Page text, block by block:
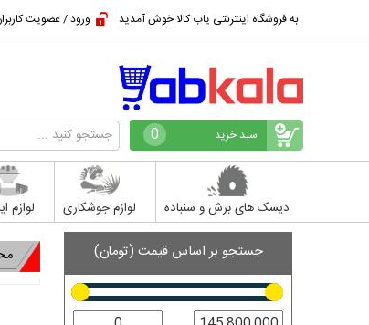
به فروشگاه اینترنتی یاب کالا خوش آمدید ورود / عضویت
سبد خرید 0
دیسک های برش و سنباده لوازم جوشکاری لوازم
جستجو بر اساس قیمت (تومان)